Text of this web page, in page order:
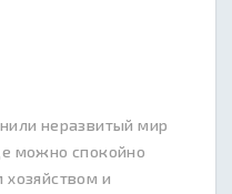
неразвитый мир
можно спокойно
хозяйством и